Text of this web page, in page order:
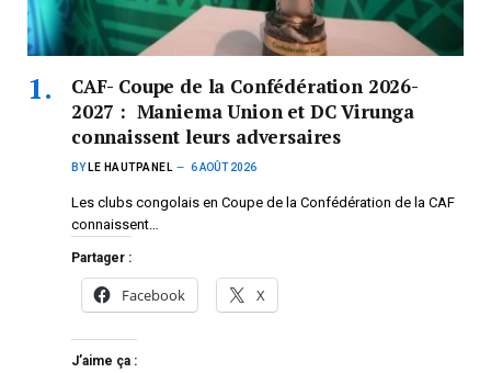
CAF- Coupe de la Confédération 2026-
2027 : Maniema Union et DC Virunga
connaissent leurs adversaires
BY LE HAUTPANEL 6 AOÛT 2026
Les clubs congolais en Coupe de la Confédération de la CAF
connaissent…
Partager :
Facebook X
J’aime ça :